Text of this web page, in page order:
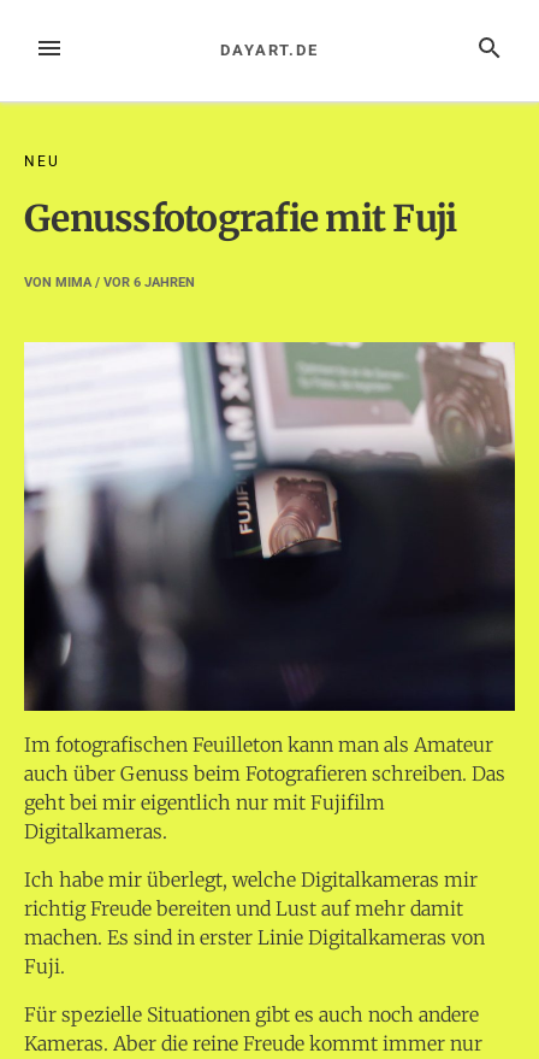
InhaltMENÜ SUCHE
DAYART.DE
NEU
Genussfotografie mit Fuji
VON MIMA/ VOR 6 JAHREN
Im fotografischen Feuilleton kann man als Amateur
auch über Genuss beim Fotografieren schreiben. Das
geht bei mir eigentlich nur mit Fujifilm
Digitalkameras.
Ich habe mir überlegt, welche Digitalkameras mir
richtig Freude bereiten und Lust auf mehr damit
machen. Es sind in erster Linie Digitalkameras von
Fuji.
Für spezielle Situationen gibt es auch noch andere
Kameras. Aber die reine Freude kommt immer nur